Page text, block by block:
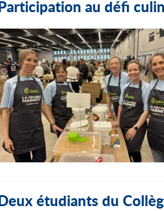
Participation au défi
Deux étudiants du